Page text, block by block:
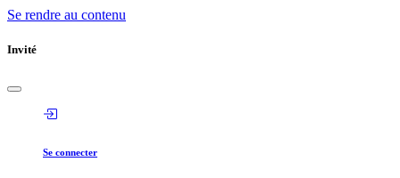
Se rendre au contenu
Invité
Se connecter